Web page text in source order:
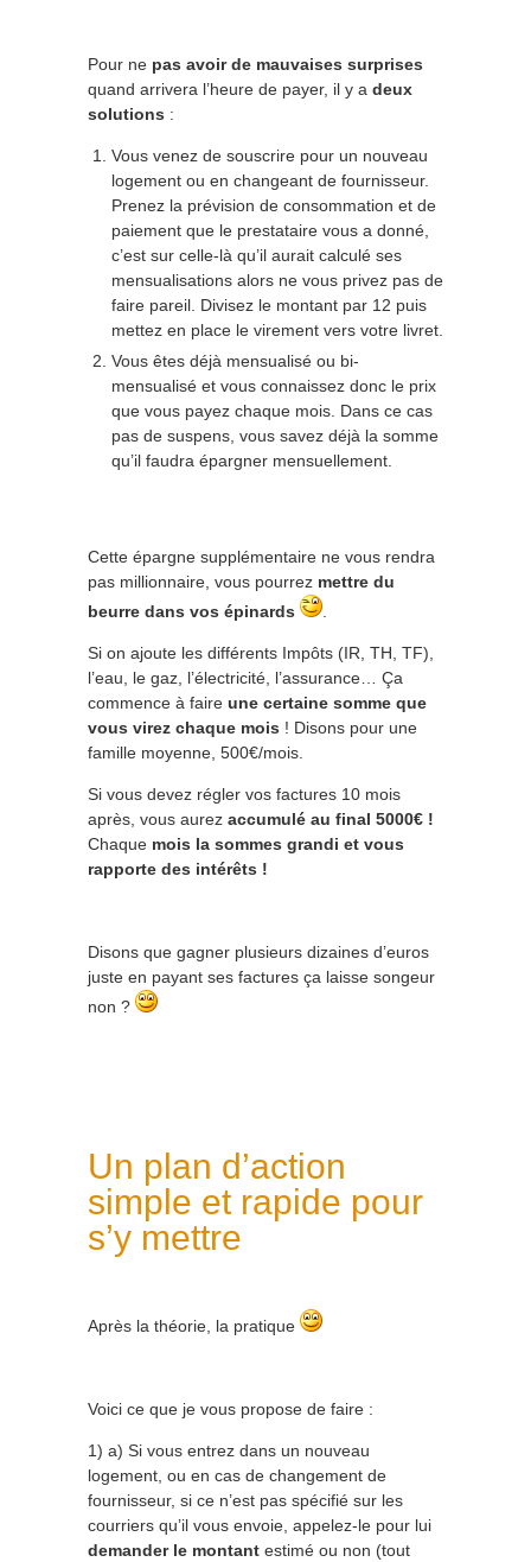
Pour ne pas avoir de mauvaises surprises
quand arrivera l’heure de payer, il y a deux
solutions :
Vous venez de souscrire pour un nouveau
logement ou en changeant de fournisseur.
Prenez la prévision de consommation et de
paiement que le prestataire vous a donné,
c’est sur celle-là qu’il aurait calculé ses
mensualisations alors ne vous privez pas de
faire pareil. Divisez le montant par 12 puis
mettez en place le virement vers votre livret.
Vous êtes déjà mensualisé ou bi-
mensualisé et vous connaissez donc le prix
que vous payez chaque mois. Dans ce cas
pas de suspens, vous savez déjà la somme
qu’il faudra épargner mensuellement.
Cette épargne supplémentaire ne vous rendra
pas millionnaire, vous pourrez mettre du
beurre dans vos épinards
.
Si on ajoute les différents Impôts (IR, TH, TF),
l’eau, le gaz, l’électricité, l’assurance… Ça
commence à faire une certaine somme que
vous virez chaque mois ! Disons pour une
famille moyenne, 500€/mois.
Si vous devez régler vos factures 10 mois
après, vous aurez accumulé au final 5000€ !
Chaque mois la sommes grandi et vous
rapporte des intérêts !
Disons que gagner plusieurs dizaines d’euros
juste en payant ses factures ça laisse songeur
non ?
Un plan d’action
simple et rapide pour
s’y mettre
Après la théorie, la pratique
Voici ce que je vous propose de faire :
1) a) Si vous entrez dans un nouveau
logement, ou en cas de changement de
fournisseur, si ce n’est pas spécifié sur les
courriers qu’il vous envoie, appelez-le pour lui
demander le montant estimé ou non (tout